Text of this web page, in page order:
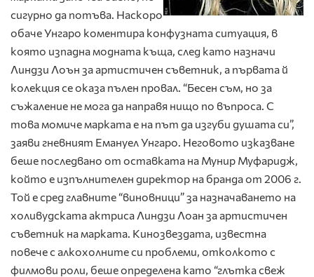
сигурно да потъва. Наскоро
обаче Унгаро коментира конфузната ситуация, в
която изпадна модната къща, след като назначи
Линдзи Лоън за артистичен съветник, а първата й
колекция се оказа пълен провал. “Бесен съм, но за
съжаление не мога да направя нищо по въпроса. С
това момиче марката е на път да изгуби душата си”,
заяви гневният Емануел Унгаро. Неговото изказване
беше последвано от оставката на Мунир Муфаридж,
който е изпълнителен директор на бранда от 2006 г.
Той е сред главните “виновници” за назначаването на
холивудската актриса Линдзи Лоан за артистичен
съветник на марката. Кинозвездата, известна
повече с алкохолните си проблеми, отколкото с
филмови роли, беше определена като “глътка свеж